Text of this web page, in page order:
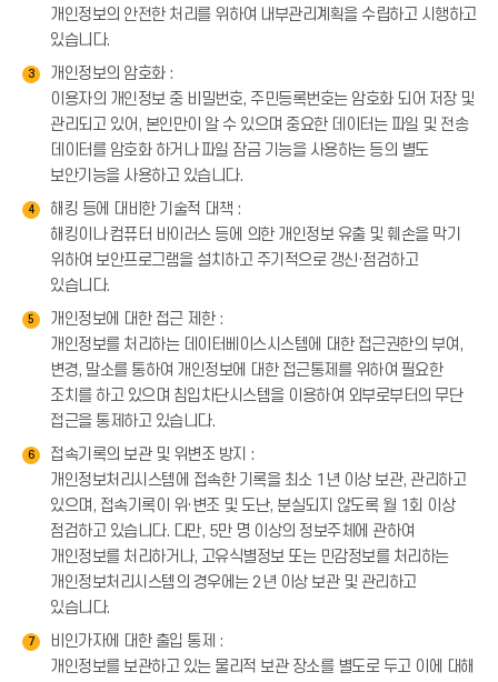
개인정보의 안전한 처리를 위하여 내부관리계획을 수립하고 시행하고
있습니다.
3
개인정보의 암호화 :
이용자의 개인정보 중 비밀번호, 주민등록번호는 암호화 되어 저장 및
관리되고 있어, 본인만이 알 수 있으며 중요한 데이터는 파일 및 전송
데이터를 암호화 하거나 파일 잠금 기능을 사용하는 등의 별도
보안기능을 사용하고 있습니다.
4
해킹 등에 대비한 기술적 대책 :
해킹이나 컴퓨터 바이러스 등에 의한 개인정보 유출 및 훼손을 막기
위하여 보안프로그램을 설치하고 주기적으로 갱신·점검하고
있습니다.
5
개인정보에 대한 접근 제한 :
개인정보를 처리하는 데이터베이스시스템에 대한 접근권한의 부여,
변경, 말소를 통하여 개인정보에 대한 접근통제를 위하여 필요한
조치를 하고 있으며 침입차단시스템을 이용하여 외부로부터의 무단
접근을 통제하고 있습니다.
6
접속기록의 보관 및 위변조 방지 :
개인정보처리시스템에 접속한 기록을 최소 1년 이상 보관, 관리하고
있으며, 접속기록이 위·변조 및 도난, 분실되지 않도록 월 1회 이상
점검하고 있습니다. 다만, 5만 명 이상의 정보주체에 관하여
개인정보를 처리하거나, 고유식별정보 또는 민감정보를 처리하는
개인정보처리시스템의 경우에는 2년 이상 보관 및 관리하고
있습니다.
7
비인가자에 대한 출입 통제 :
개인정보를 보관하고 있는 물리적 보관 장소를 별도로 두고 이에 대해